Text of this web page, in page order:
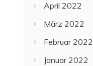
April 2022
März 2022
Februar 2022
Januar 2022